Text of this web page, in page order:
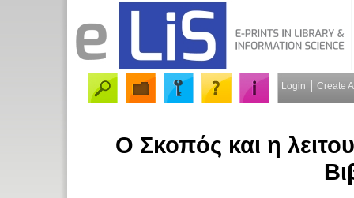
Login Create
Ο Σκοπός και η